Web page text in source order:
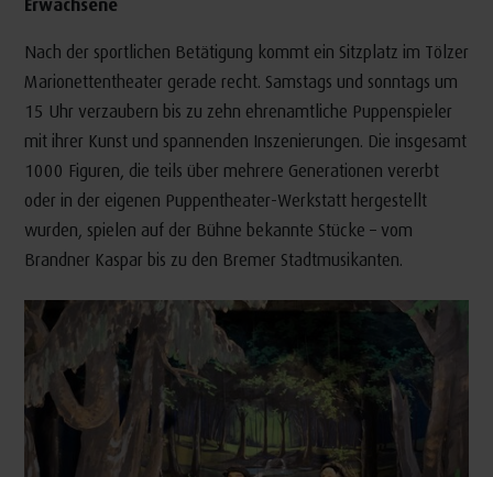
Nach der sportlichen Betätigung kommt ein Sitzplatz im Tölzer
Marionettentheater gerade recht. Samstags und sonntags um
15 Uhr verzaubern bis zu zehn ehrenamtliche Puppenspieler
mit ihrer Kunst und spannenden Inszenierungen. Die insgesamt
1000 Figuren, die teils über mehrere Generationen vererbt
oder in der eigenen Puppentheater-Werkstatt hergestellt
wurden, spielen auf der Bühne bekannte Stücke – vom
Brandner Kaspar bis zu den Bremer Stadtmusikanten.